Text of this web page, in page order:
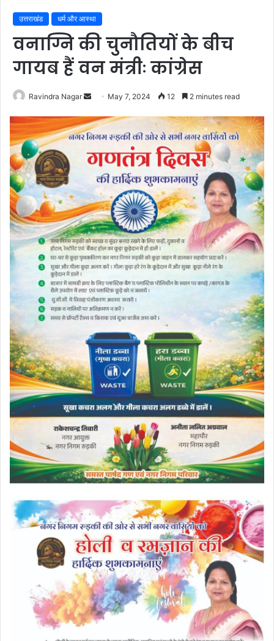
उत्तराखंड धर्म और आस्था
वनाग्नि की चुनौतियों के बीच
गायब हैं वन मंत्रीः कांग्रेस
Ravindra Nagar
Send
email
May 7, 2024 12 2 minutes read